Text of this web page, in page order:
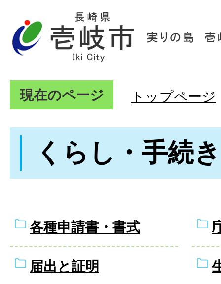
現在のページ トップページ
くらし・手続き
各種申請書・書式
届出と証明